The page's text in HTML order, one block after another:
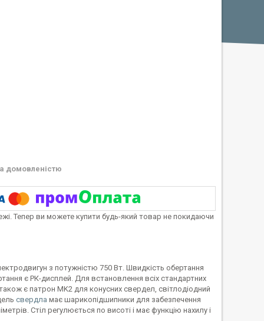
домовленістю
Тепер ви можете купити будь-який товар не покидаючи
з потужністю 750 Вт. Швидкість обертання
є РК-дисплей. Для встановлення всіх стандартних
є патрон MK2 для конусних свердел, світлодіодний
свердла має шарикопідшипники для забезпечення
Стіл регулюється по висоті і має функцію нахилу і